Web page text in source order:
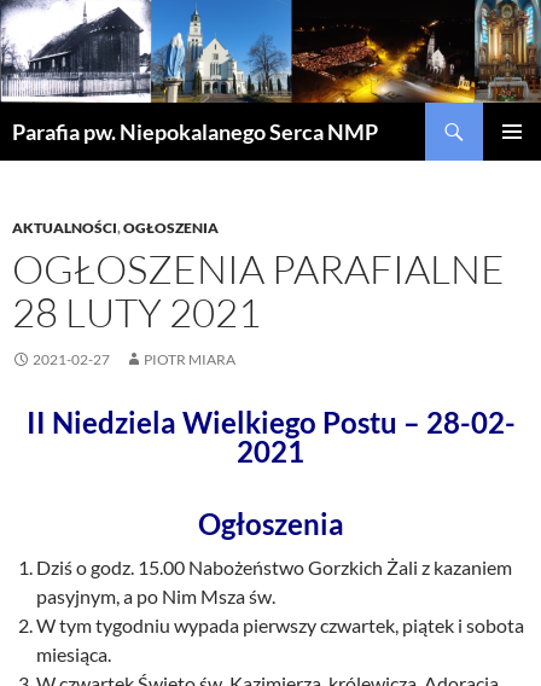
Parafia pw. Niepokalanego Serca NMP
AKTUALNOŚCI,OGŁOSZENIA
OGŁOSZENIA PARAFIALNE
28 LUTY 2021
2021-02-27 PIOTR MIARA
II Niedziela Wielkiego Postu – 28-02-
2021
Ogłoszenia
Dziś o godz. 15.00 Nabożeństwo Gorzkich Żali z kazaniem
pasyjnym, a po Nim Msza św.
W tym tygodniu wypada pierwszy czwartek, piątek i sobota
miesiąca.